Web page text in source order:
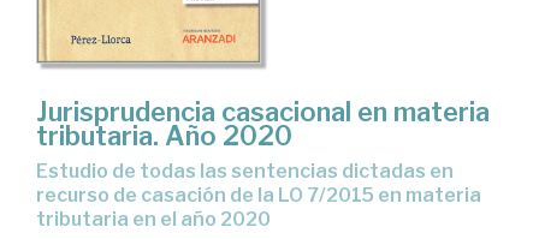
Jurisprudencia casacional en materia
tributaria. Año 2020
Estudio de todas las sentencias dictadas en
recurso de casación de la LO 7/2015 en materia
tributaria en el año 2020